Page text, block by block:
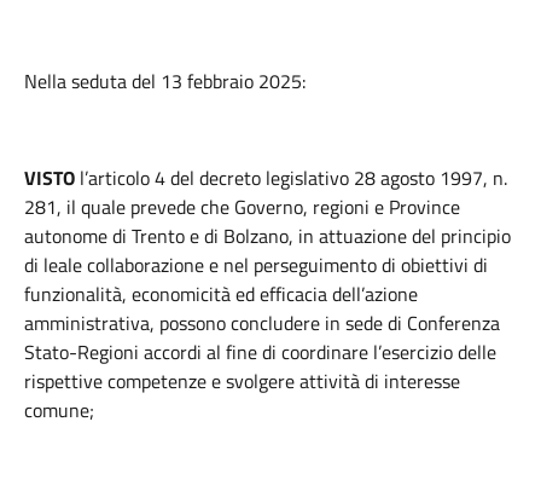
Nella seduta del 13 febbraio 2025:
VISTO l’articolo 4 del decreto legislativo 28 agosto 1997, n.
281, il quale prevede che Governo, regioni e Province
autonome di Trento e di Bolzano, in attuazione del principio
di leale collaborazione e nel perseguimento di obiettivi di
funzionalità, economicità ed efficacia dell’azione
amministrativa, possono concludere in sede di Conferenza
Stato-Regioni accordi al fine di coordinare l’esercizio delle
rispettive competenze e svolgere attività di interesse
comune;